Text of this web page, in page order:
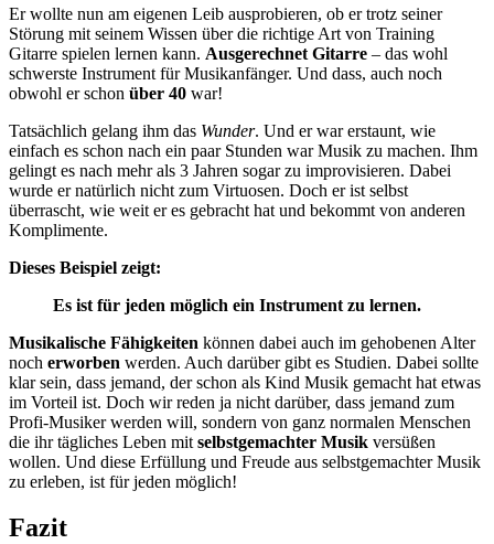
Er wollte nun am eigenen Leib ausprobieren, ob er trotz seiner
Störung mit seinem Wissen über die richtige Art von Training
Gitarre spielen lernen kann. Ausgerechnet Gitarre – das wohl
schwerste Instrument für Musikanfänger. Und dass, auch noch
obwohl er schon über 40 war!
Tatsächlich gelang ihm das Wunder. Und er war erstaunt, wie
einfach es schon nach ein paar Stunden war Musik zu machen. Ihm
gelingt es nach mehr als 3 Jahren sogar zu improvisieren. Dabei
wurde er natürlich nicht zum Virtuosen. Doch er ist selbst
überrascht, wie weit er es gebracht hat und bekommt von anderen
Komplimente.
Dieses Beispiel zeigt:
Es ist für jeden möglich ein Instrument zu lernen.
Musikalische Fähigkeiten können dabei auch im gehobenen Alter
noch erworben werden. Auch darüber gibt es Studien. Dabei sollte
klar sein, dass jemand, der schon als Kind Musik gemacht hat etwas
im Vorteil ist. Doch wir reden ja nicht darüber, dass jemand zum
Profi-Musiker werden will, sondern von ganz normalen Menschen
die ihr tägliches Leben mit selbstgemachter Musik versüßen
wollen. Und diese Erfüllung und Freude aus selbstgemachter Musik
zu erleben, ist für jeden möglich!
Fazit